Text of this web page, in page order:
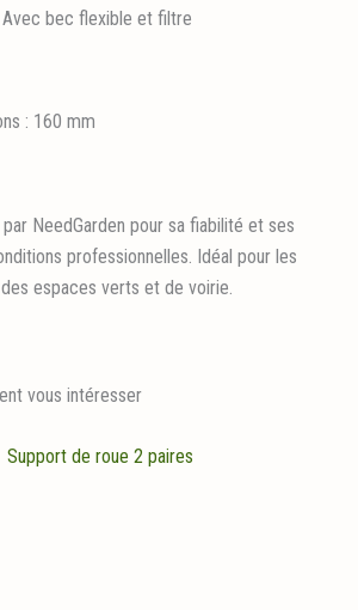
bec flexible et filtre
: 160 mm
NeedGarden pour sa fiabilité et ses
professionnelles. Idéal pour les
espaces verts et de voirie.
vous intéresser